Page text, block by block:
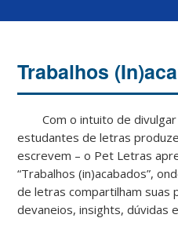
Trabalhos
Com o intuito de divulgar
estudantes de letras
escrevem – o Pet Letras
“Trabalhos (in)acabados”,
de letras compartilham suas
devaneios, insights, dúvidas